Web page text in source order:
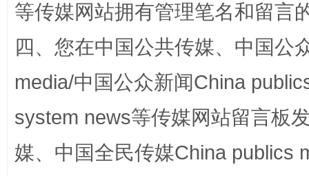
阿坝州三大球赛在茂县开幕 规模
等传媒网站拥有管理笔名和留言
四、您在中国公共传媒、中国公
media/中国公众新闻China
system news等传媒网站留言板
媒、中国全民传媒China publics